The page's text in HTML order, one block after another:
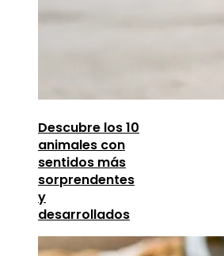
Descubre los 10
animales con
sentidos más
sorprendentes
y
desarrollados